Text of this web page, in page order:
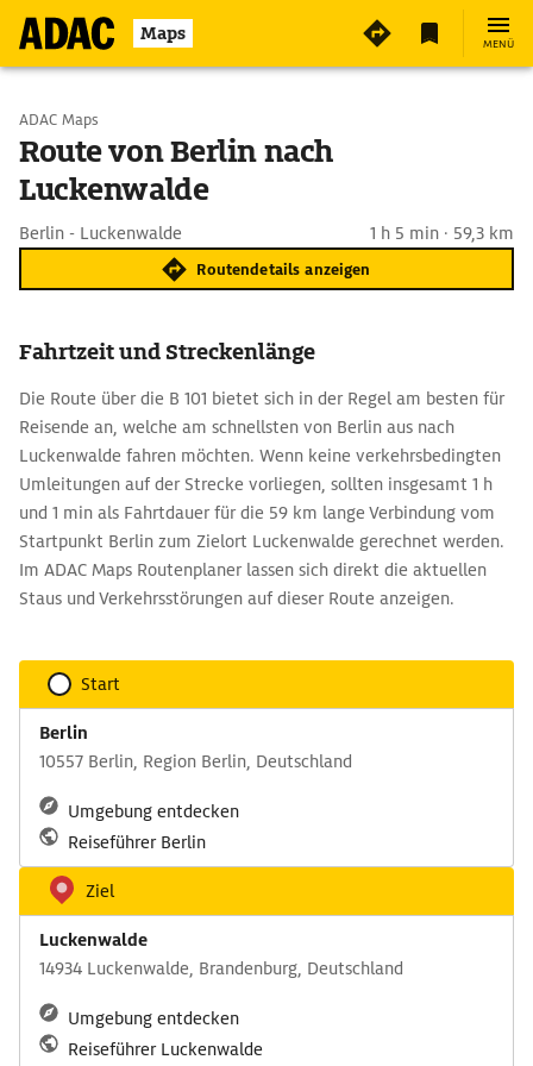
Maps MENÜ
Start wählen
Ziel eingeben
ADAC Maps
Route von Berlin nach
Luckenwalde
Berlin - Luckenwalde 1 h 5 min · 59,3 km
Routendetails anzeigen
Fahrtzeit und Streckenlänge
Die Route über die B 101 bietet sich in der Regel am besten für
Reisende an, welche am schnellsten von Berlin aus nach
Luckenwalde fahren möchten. Wenn keine verkehrsbedingten
Umleitungen auf der Strecke vorliegen, sollten insgesamt 1 h
und 1 min als Fahrtdauer für die 59 km lange Verbindung vom
Startpunkt Berlin zum Zielort Luckenwalde gerechnet werden.
Im ADAC Maps Routenplaner lassen sich direkt die aktuellen
Staus und Verkehrsstörungen auf dieser Route anzeigen.
Start
Berlin
10557 Berlin, Region Berlin, Deutschland
Umgebung entdecken
Reiseführer Berlin
Ziel
Luckenwalde
14934 Luckenwalde, Brandenburg, Deutschland
Umgebung entdecken
Reiseführer Luckenwalde